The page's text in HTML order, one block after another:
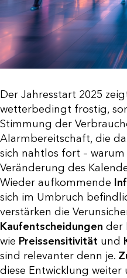
Der Jahresstart 2025
wetterbedingt frostig,
Stimmung der
Alarmbereitschaft, die
sich nahtlos fort –
Veränderung des
Wieder aufkommende
sich im Umbruch
verstärken die
Kaufentscheidungen der
wie Preissensitivität und
sind relevanter denn je.
diese Entwicklung weiter